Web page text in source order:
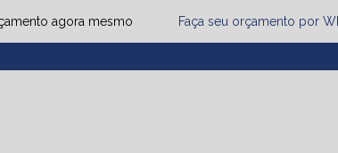
agora mesmo Faça seu orçamento por